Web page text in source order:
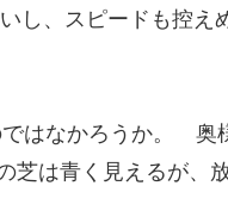
し、スピードも控
はなかろうか。 奥
は青く見えるが、